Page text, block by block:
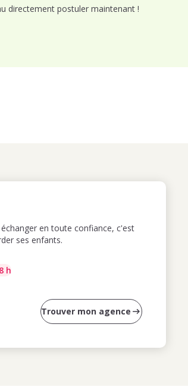
directement postuler maintenant !
en toute confiance, c'est
ses enfants.
h
Trouver mon agence